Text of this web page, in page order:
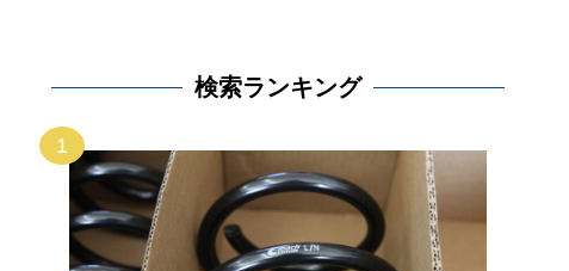
検索ランキング
1